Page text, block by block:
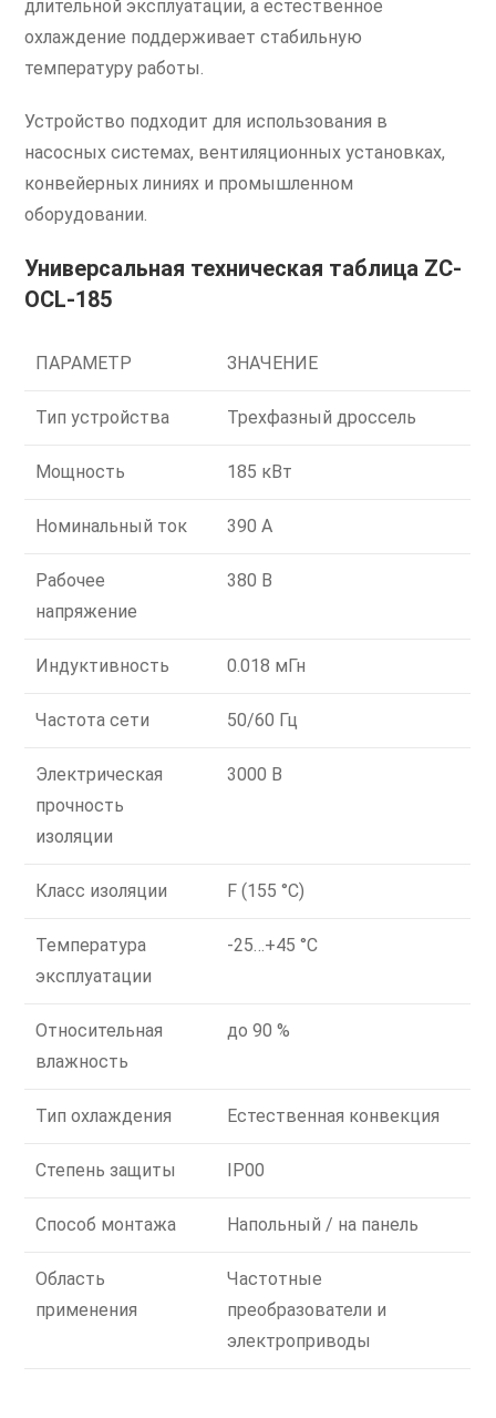
длительной эксплуатации, а естественное
охлаждение поддерживает стабильную
температуру работы.
Устройство подходит для использования в
насосных системах, вентиляционных установках,
конвейерных линиях и промышленном
оборудовании.
Универсальная техническая таблица ZC-
OCL-185
ПАРАМЕТР ЗНАЧЕНИЕ
Тип устройства Трехфазный дроссель
Мощность 185 кВт
Номинальный ток 390 А
Рабочее
напряжение
380 В
Индуктивность 0.018 мГн
Частота сети 50/60 Гц
Электрическая
прочность
изоляции
3000 В
Класс изоляции F (155 °C)
Температура
эксплуатации
-25…+45 °C
Относительная
влажность
до 90 %
Тип охлаждения Естественная конвекция
Степень защиты IP00
Способ монтажа Напольный / на панель
Область
применения
Частотные
преобразователи и
электроприводы